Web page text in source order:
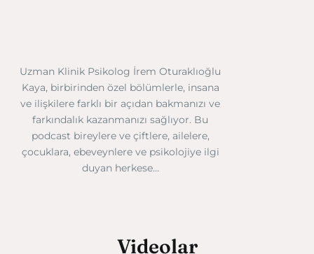
Uzman Klinik Psikolog İrem Oturaklıoğlu
Kaya, birbirinden özel bölümlerle, insana
ve ilişkilere farklı bir açıdan bakmanızı ve
farkındalık kazanmanızı sağlıyor. Bu
podcast bireylere ve çiftlere, ailelere,
çocuklara, ebeveynlere ve psikolojiye ilgi
duyan herkese…
Videolar